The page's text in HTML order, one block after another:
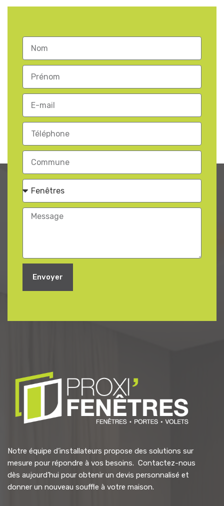
Envoyer
Notre équipe d’installateurs propose des solutions sur
mesure pour répondre à vos besoins. Contactez-nous
dès aujourd’hui pour obtenir un devis personnalisé et
donner un nouveau souffle à votre maison.